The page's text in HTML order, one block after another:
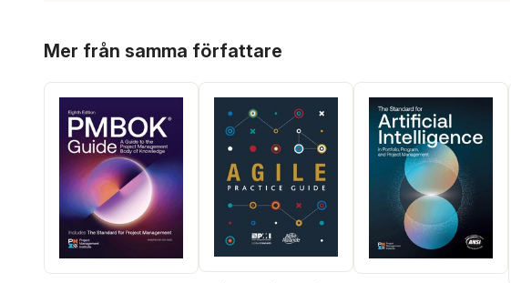
Mer från samma författare